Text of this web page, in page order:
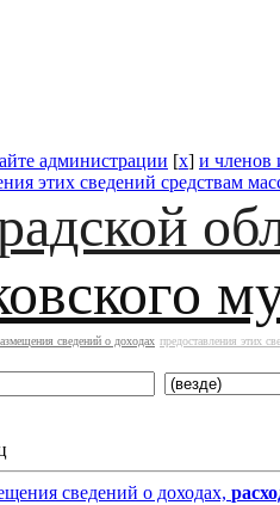
администрации [x] и членов
этих сведений средствам
сведений о доходах предоставления этих
сведений о доходах,